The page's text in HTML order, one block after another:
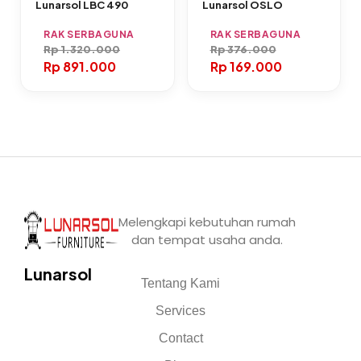
Lunarsol LBC 490
RAK SERBAGUNA
Rp1.320.000
Rp891.000
Lunarsol OSLO
RAK SERBAGUNA
Rp376.000
Rp169.000
Melengkapi kebutuhan rumah
dan tempat usaha anda.
Lunarsol
Tentang Kami
Services
Contact